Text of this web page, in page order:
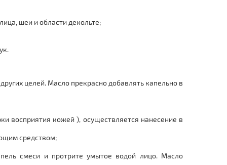
шеи и области декольте;
целей. Масло прекрасно добавлять капельно в
восприятия кожей ), осуществляется нанесение в
средством;
смеси и протрите умытое водой лицо. Масло